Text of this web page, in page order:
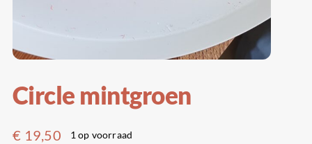
Circle mintgroen
€ 19,50 1 op voorraad